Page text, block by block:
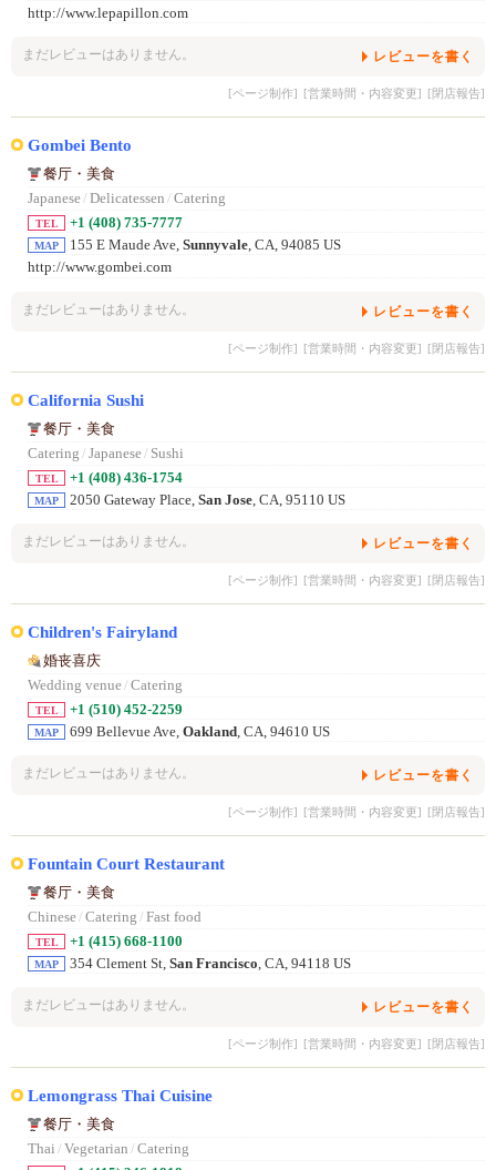
http://www.lepapillon.com
まだレビューはありません。 レビューを書く
[ページ制作] [営業時間・内容変更] [閉店報告]
Gombei Bento
餐厅・美食
Japanese/ Delicatessen / Catering
TEL +1 (408) 735-7777
MAP 155 E Maude Ave, Sunnyvale, CA, 94085 US
http://www.gombei.com
まだレビューはありません。 レビューを書く
[ページ制作] [営業時間・内容変更] [閉店報告]
California Sushi
餐厅・美食
Catering / Japanese/ Sushi
TEL +1 (408) 436-1754
MAP 2050 Gateway Place, San Jose, CA, 95110 US
まだレビューはありません。 レビューを書く
[ページ制作] [営業時間・内容変更] [閉店報告]
Children's Fairyland
婚丧喜庆
Wedding venue/ Catering
TEL +1 (510) 452-2259
MAP 699 Bellevue Ave, Oakland, CA, 94610 US
まだレビューはありません。 レビューを書く
[ページ制作] [営業時間・内容変更] [閉店報告]
Fountain Court Restaurant
餐厅・美食
Chinese/ Catering / Fast food
TEL +1 (415) 668-1100
MAP 354 Clement St, San Francisco, CA, 94118 US
まだレビューはありません。 レビューを書く
[ページ制作] [営業時間・内容変更] [閉店報告]
Lemongrass Thai Cuisine
餐厅・美食
Thai / Vegetarian / Catering